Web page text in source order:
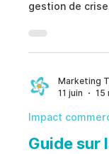
gestion de
des risques de
confidentialité,
humaine. Une
Marketing
11 juin
15
Impact
Guide sur